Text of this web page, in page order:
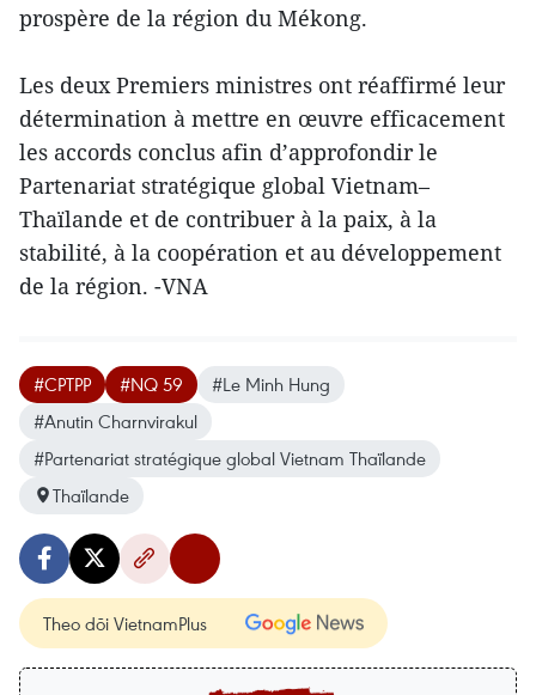
prospère de la région du Mékong.
Les deux Premiers ministres ont réaffirmé leur
détermination à mettre en œuvre efficacement
les accords conclus afin d’approfondir le
Partenariat stratégique global Vietnam–
Thaïlande et de contribuer à la paix, à la
stabilité, à la coopération et au développement
de la région. -VNA
#CPTPP #NQ 59
#Le Minh Hung
#Anutin Charnvirakul
#Partenariat stratégique global Vietnam Thaïlande
Thaïlande
Theo dõi VietnamPlus